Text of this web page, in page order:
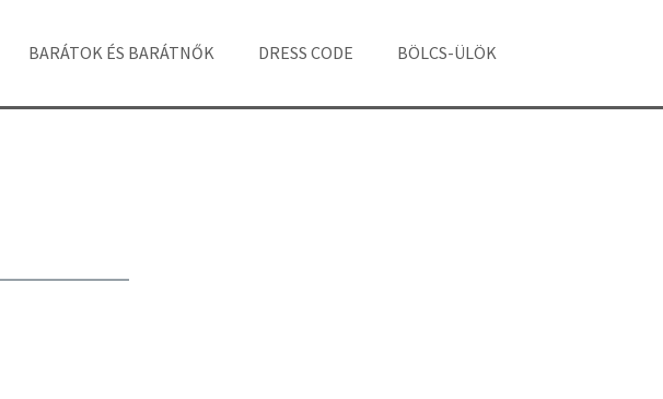
BARÁTOK ÉS BARÁTNŐK DRESS CODE BÖLCS-ÜLÖK